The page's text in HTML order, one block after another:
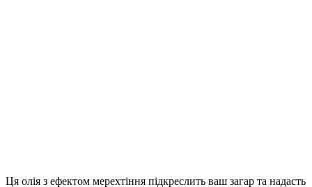
Ця олія з ефектом мерехтіння підкреслить ваш загар та надасть